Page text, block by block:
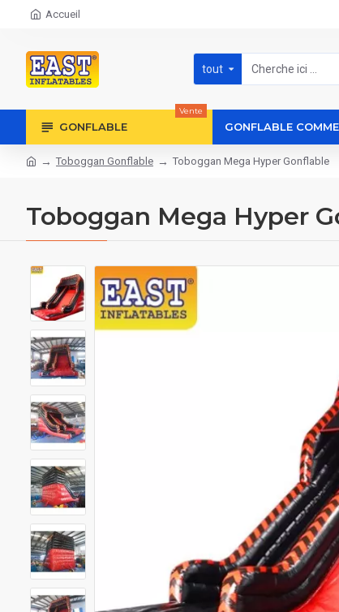
Accueil
tout
GONFLABLE
Vente
GONFLABLE
Toboggan Gonflable Toboggan Mega Hyper Gonflable
Toboggan Mega Hyper